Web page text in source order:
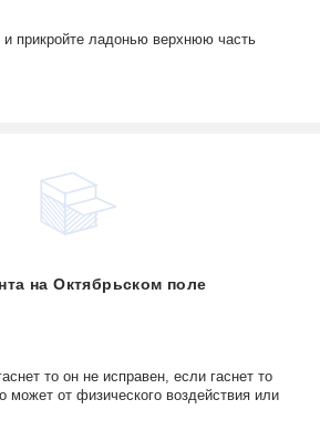
и прикройте ладонью верхнюю часть
на Октябрьском поле
то он не исправен, если гаснет то
может от физического воздействия или